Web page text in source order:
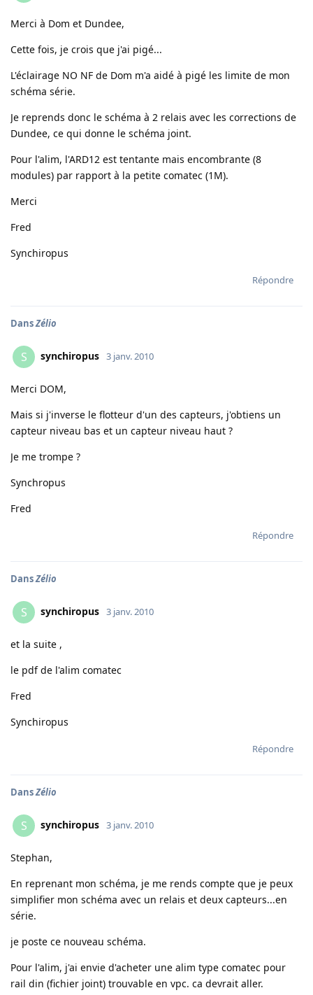
Merci à Dom et Dundee,
Cette fois, je crois que j'ai pigé...
L'éclairage NO NF de Dom m'a aidé à pigé les limite de mon
schéma série.
Je reprends donc le schéma à 2 relais avec les corrections de
Dundee, ce qui donne le schéma joint.
Pour l'alim, l'ARD12 est tentante mais encombrante (8
modules) par rapport à la petite comatec (1M).
Merci
Fred
Synchiropus
Répondre
DansZélio
S synchiropus 3 janv. 2010
Merci DOM,
Mais si j'inverse le flotteur d'un des capteurs, j'obtiens un
capteur niveau bas et un capteur niveau haut ?
Je me trompe ?
Synchropus
Fred
Répondre
DansZélio
S synchiropus 3 janv. 2010
et la suite ,
le pdf de l'alim comatec
Fred
Synchiropus
Répondre
DansZélio
S synchiropus 3 janv. 2010
Stephan,
En reprenant mon schéma, je me rends compte que je peux
simplifier mon schéma avec un relais et deux capteurs...en
série.
je poste ce nouveau schéma.
Pour l'alim, j'ai envie d'acheter une alim type comatec pour
rail din (fichier joint) trouvable en vpc. ca devrait aller.